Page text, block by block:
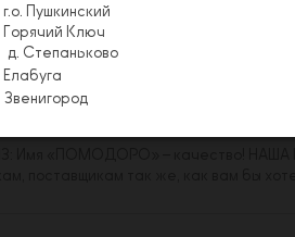
началась в 2014 году. На
сотрудников, имеющих реальную
среди коллег. Миссия
кругу посетителей. Принципы,
г.о. Пушкинский
Горячий Ключ
д. Степаньково
Елабуга
Звенигород